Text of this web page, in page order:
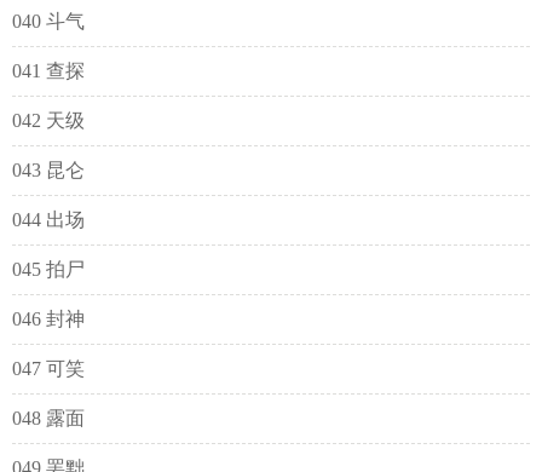
040 斗气
041 查探
042 天级
043 昆仑
044 出场
045 拍尸
046 封神
047 可笑
048 露面
049 罢黜